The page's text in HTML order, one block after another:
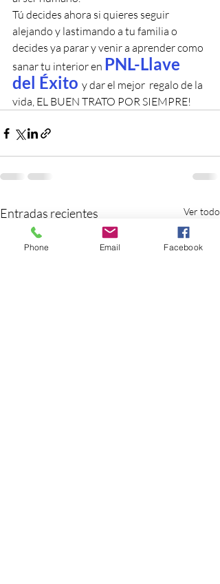
Tú decides ahora si quieres seguir
alejando y lastimando a tu familia o
decides ya parar y venir a aprender como
sanar tu interior en PNL-Llave
del Éxito y dar el mejor  regalo de la
vida, EL BUEN TRATO POR SIEMPRE!
Entradas recientes Ver todo
Phone Email Facebook